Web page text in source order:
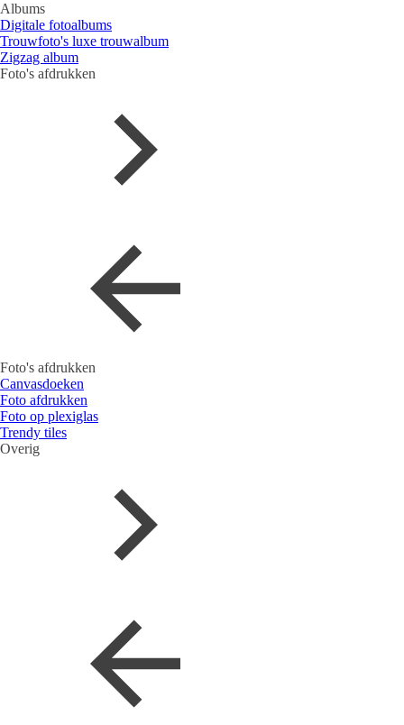
Albums
Digitale fotoalbums
Trouwfoto's luxe trouwalbum
Zigzag album
Foto's afdrukken
Foto's afdrukken
Canvasdoeken
Foto afdrukken
Foto op plexiglas
Trendy tiles
Overig